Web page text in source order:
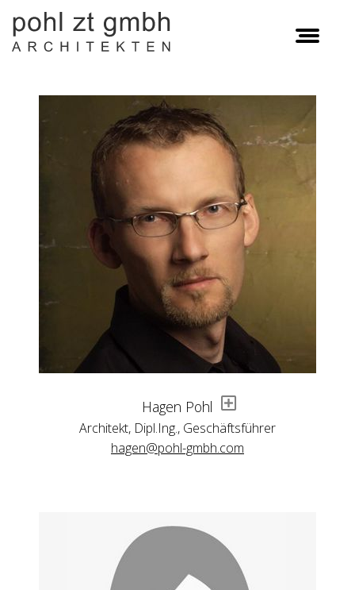
Hagen Pohl
Architekt, Dipl.Ing., Geschäftsführer
hagen@pohl-gmbh.com